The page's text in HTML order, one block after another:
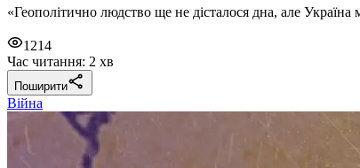
«Геополітично людство ще не дісталося дна, але
1214
Час читання: 2 хв
Поширити
Війна